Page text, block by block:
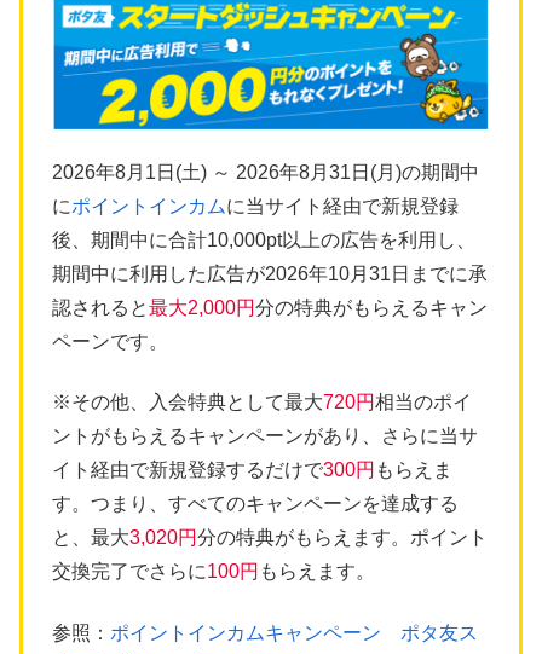
2026年8月1日(土) ～ 2026年8月31日(月)の期間中
にポイントインカムに当サイト経由で新規登録
後、期間中に合計10,000pt以上の広告を利用し、
期間中に利用した広告が2026年10月31日までに承
認されると最大2,000円分の特典がもらえるキャン
ペーンです。
※その他、入会特典として最大720円相当のポイ
ントがもらえるキャンペーンがあり、さらに当サ
イト経由で新規登録するだけで300円 もらえま
す。つまり、すべてのキャンペーンを達成する
と、最大3,020円分の特典がもらえます。ポイント
交換完了でさらに100円 もらえます。
参照： ポイントインカムキャンペーン ポタ友ス